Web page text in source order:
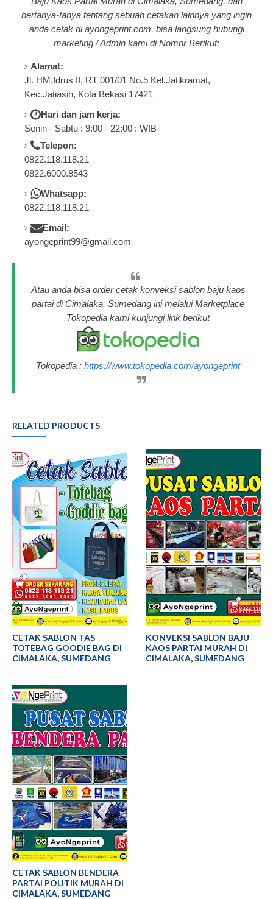
bertanya-tanya tentang sebuah cetakan lainnya yang ingin
anda cetak di ayongeprint.com, bisa langsung hubungi
marketing / Admin kami di Nomor Berikut:
Alamat:
Jl. HM.Idrus II, RT 001/01 No.5 Kel.Jatikramat,
Kec.Jatiasih, Kota Bekasi 17421
Hari dan jam kerja:
Senin - Sabtu : 9:00 - 22:00 : WIB
Telepon:
0822.118.118.21
0822.6000.8543
Whatsapp:
0822.118.118.21
Email:
ayongeprint99@gmail.com
Atau anda bisa order cetak konveksi sablon baju kaos
partai di Cimalaka, Sumedang ini melalui Marketplace
Tokopedia kami kunjungi link berikut
Tokopedia : https://www.tokopedia.com/ayongeprint
RELATED PRODUCTS
CETAK SABLON TAS
TOTEBAG GOODIE BAG DI
CIMALAKA, SUMEDANG
KONVEKSI SABLON BAJU
KAOS PARTAI MURAH DI
CIMALAKA, SUMEDANG
CETAK SABLON BENDERA
PARTAI POLITIK MURAH DI
CIMALAKA, SUMEDANG